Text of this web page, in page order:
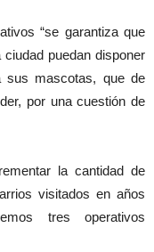
“se garantiza que
puedan disponer
sus mascotas, que de
por una cuestión de
la cantidad de
visitados en años
tres operativos